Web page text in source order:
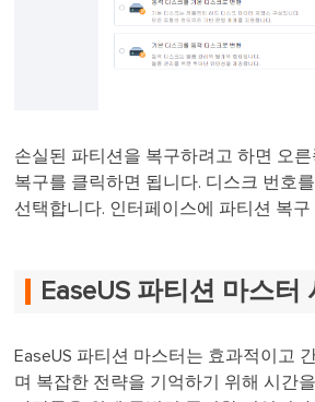
손실된 파티션을 복구하려고 하면 오
복구를 클릭하면 됩니다. 디스크 번호
선택합니다. 인터페이스에 파티션 복
EaseUS 파티션 마스터
EaseUS 파티션 마스터는 효과적이고
며 복잡한 전략을 기억하기 위해 시간